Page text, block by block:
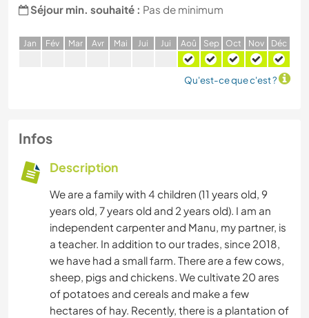
Séjour min. souhaité : Pas de minimum
Jan Fév Mar Avr Mai Jui Jui Aoû Sep Oct Nov Déc
Qu'est-ce que c'est ?
Infos
Description
We are a family with 4 children (11 years old, 9
years old, 7 years old and 2 years old). I am an
independent carpenter and Manu, my partner, is
a teacher. In addition to our trades, since 2018,
we have had a small farm. There are a few cows,
sheep, pigs and chickens. We cultivate 20 ares
of potatoes and cereals and make a few
hectares of hay. Recently, there is a plantation of